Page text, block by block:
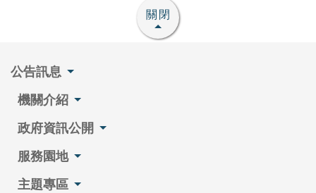
關閉
公告訊息
機關介紹
政府資訊公開
服務園地
主題專區